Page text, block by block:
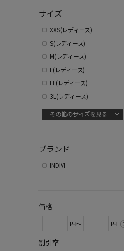
サイズ
XXS(レディース)
S(レディース)
M(レディース)
L(レディース)
LL(レディース)
3L(レディース)
ブランド
INDIVI
価格
円～ 円
割引率